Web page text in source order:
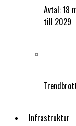
Avtal: 18
till 2029
Infrastruktur